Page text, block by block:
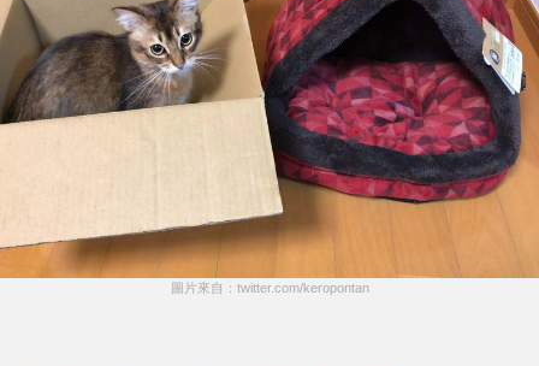
圖片來自：twitter.com/keropontan